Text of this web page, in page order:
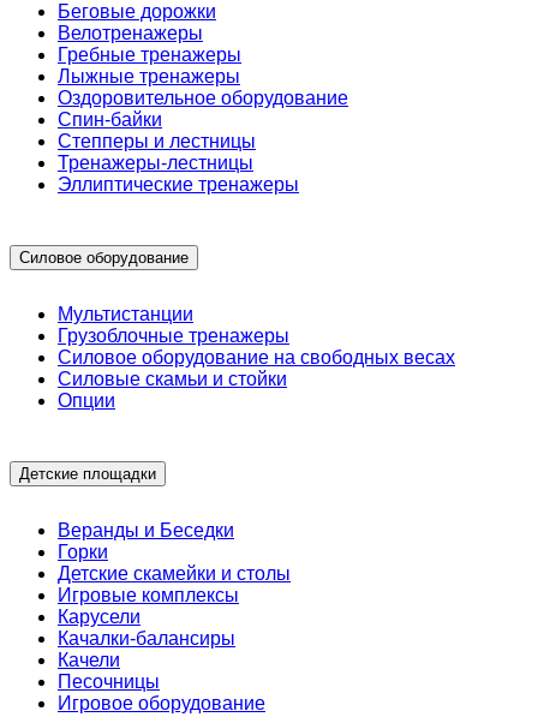
Беговые дорожки
Велотренажеры
Гребные тренажеры
Лыжные тренажеры
Оздоровительное оборудование
Спин-байки
Степперы и лестницы
Тренажеры-лестницы
Эллиптические тренажеры
Силовое оборудование
Мультистанции
Грузоблочные тренажеры
Силовое оборудование на свободных весах
Силовые скамьи и стойки
Опции
Детские площадки
Веранды и Беседки
Горки
Детские скамейки и столы
Игровые комплексы
Карусели
Качалки-балансиры
Качели
Песочницы
Игровое оборудование